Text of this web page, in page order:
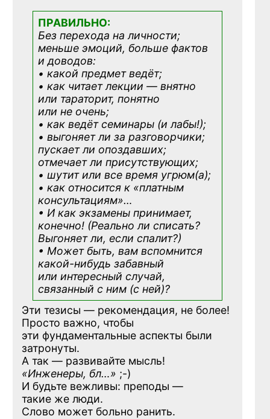
ПРАВИЛЬНО:
Без перехода на личности;
меньше эмоций, больше фактов
и доводов:
• какой предмет ведёт;
• как читает лекции — внятно
или тараторит, понятно
или не очень;
• как ведёт семинары (и лабы!);
• выгоняет ли за разговорчики;
пускает ли опоздавших;
отмечает ли присутствующих;
• шутит или все время угрюм(а);
• как относится к «платным
консультациям»…
• И как экзамены принимает,
конечно! (Реально ли списать?
Выгоняет ли, если спалит?)
• Может быть, вам вспомнится
какой-нибудь забавный
или интересный случай,
связанный с ним (с ней)?
Эти тезисы — рекомендация, не более!
Просто важно, чтобы
эти фундаментальные аспекты были
затронуты.
А так — развивайте мысль!
«Инженеры, бл…» ;-)
И будьте вежливы: преподы —
такие же люди.
Слово может больно ранить.